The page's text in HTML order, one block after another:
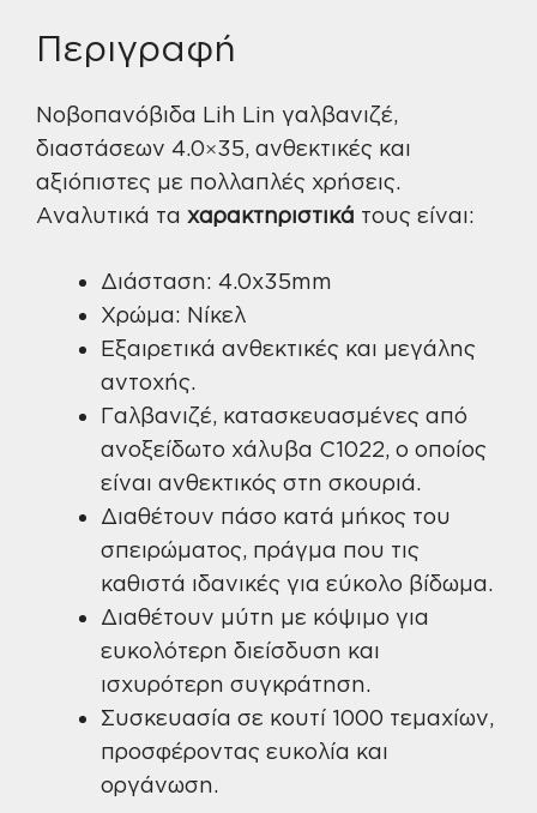
Περιγραφή
Νοβοπανόβιδα Lih Lin γαλβανιζέ,
διαστάσεων 4.0×35, ανθεκτικές και
αξιόπιστες με πολλαπλές χρήσεις.
Αναλυτικά τα χαρακτηριστικά τους είναι:
Διάσταση: 4.0x35mm
Χρώμα: Νίκελ
Εξαιρετικά ανθεκτικές και μεγάλης
αντοχής.
Γαλβανιζέ, κατασκευασμένες από
ανοξείδωτο χάλυβα C1022, ο οποίος
είναι ανθεκτικός στη σκουριά.
Διαθέτουν πάσο κατά μήκος του
σπειρώματος, πράγμα που τις
καθιστά ιδανικές για εύκολο βίδωμα.
Διαθέτουν μύτη με κόψιμο για
ευκολότερη διείσδυση και
ισχυρότερη συγκράτηση.
Συσκευασία σε κουτί 1000 τεμαχίων,
προσφέροντας ευκολία και
οργάνωση.